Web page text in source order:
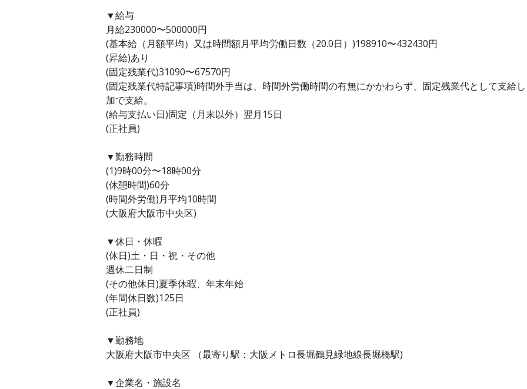
▼給与
月給230000〜500000円
(基本給（月額平均）又は時間額月平均労働日数（20.0日）)198910〜432430円
(昇給)あり
(固定残業代)31090〜67570円
(固定残業代特記事項)時間外手当は、時間外労働時間の有無にかかわらず、固定残業代として支給
加で支給。
(給与支払い日)固定（月末以外）翌月15日
(正社員)
▼勤務時間
(1)9時00分〜18時00分
(休憩時間)60分
(時間外労働)月平均10時間
(大阪府大阪市中央区)
▼休日・休暇
(休日)土・日・祝・その他
週休二日制
(その他休日)夏季休暇、年末年始
(年間休日数)125日
(正社員)
▼勤務地
大阪府大阪市中央区 （最寄り駅：大阪メトロ長堀鶴見緑地線長堀橋駅)
▼企業名・施設名